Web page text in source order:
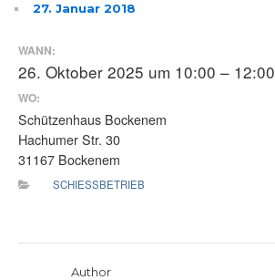
27. Januar 2018
WANN:
26. Oktober 2025 um 10:00 – 12:00
WO:
Schützenhaus Bockenem
Hachumer Str. 30
31167 Bockenem
SCHIESSBETRIEB
Author